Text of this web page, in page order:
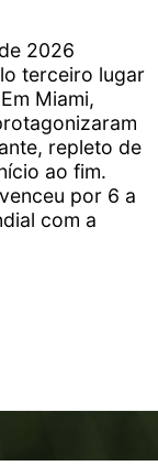
2026
terceiro lugar
Miami,
repleto de
ao fim.
por 6 a
com a